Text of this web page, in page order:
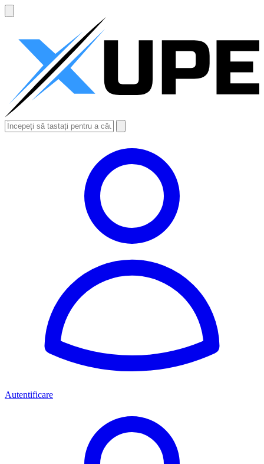
Autentificare